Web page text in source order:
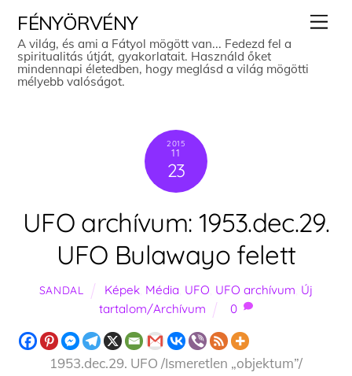
content
FÉNYÖRVÉNY
A világ, és ami a Fátyol mögött van... Fedezd fel a
spiritualitás útját, gyakorlatait. Használd őket
mindennapi életedben, hogy meglásd a világ mögötti
mélyebb valóságot.
2015
11
23
UFO archívum: 1953.dec.29.
UFO Bulawayo felett
SANDAL Képek Média UFO UFO archívum Új
tartalom/Archívum
0
1953.dec.29. UFO /Ismeretlen „objektum”/